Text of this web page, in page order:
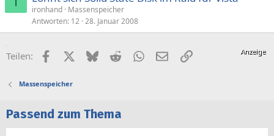
ironhand Massenspeicher
Antworten 12 28. Januar 2008
Teilen: FacebookX (Twitter)
BlueskyRedditWhatsApp
E-MailLink
Massenspeicher
Passend zum Thema